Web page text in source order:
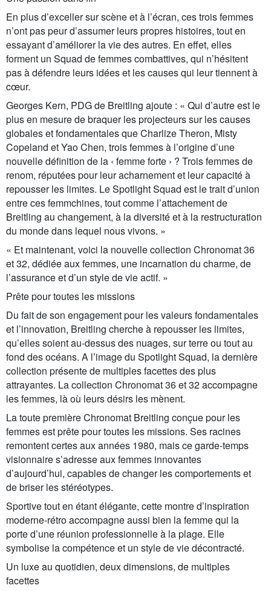
En plus d’exceller sur scène et à l’écran, ces trois femmes
n’ont pas peur d’assumer leurs propres histoires, tout en
essayant d’améliorer la vie des autres. En effet, elles
forment un Squad de femmes combattives, qui n’hésitent
pas à défendre leurs idées et les causes qui leur tiennent à
cœur.
Georges Kern, PDG de Breitling ajoute : « Qui d’autre est le
plus en mesure de braquer les projecteurs sur les causes
globales et fondamentales que Charlize Theron, Misty
Copeland et Yao Chen, trois femmes à l’origine d’une
nouvelle définition de la ‹ femme forte › ? Trois femmes de
renom, réputées pour leur acharnement et leur capacité à
repousser les limites. Le Spotlight Squad est le trait d’union
entre ces femmchines, tout comme l’attachement de
Breitling au changement, à la diversité et à la restructuration
du monde dans lequel nous vivons. »
« Et maintenant, voici la nouvelle collection Chronomat 36
et 32, dédiée aux femmes, une incarnation du charme, de
l’assurance et d’un style de vie actif. »
Prête pour toutes les missions
Du fait de son engagement pour les valeurs fondamentales
et l’innovation, Breitling cherche à repousser les limites,
qu’elles soient au-dessus des nuages, sur terre ou tout au
fond des océans. A l’image du Spotlight Squad, la dernière
collection présente de multiples facettes des plus
attrayantes. La collection Chronomat 36 et 32 accompagne
les femmes, là où leurs désirs les mènent.
La toute première Chronomat Breitling conçue pour les
femmes est prête pour toutes les missions. Ses racines
remontent certes aux années 1980, mais ce garde-temps
visionnaire s’adresse aux femmes innovantes
d’aujourd’hui, capables de changer les comportements et
de briser les stéréotypes.
Sportive tout en étant élégante, cette montre d’inspiration
moderne-rétro accompagne aussi bien la femme qui la
porte d’une réunion professionnelle à la plage. Elle
symbolise la compétence et un style de vie décontracté.
Un luxe au quotidien, deux dimensions, de multiples
facettes